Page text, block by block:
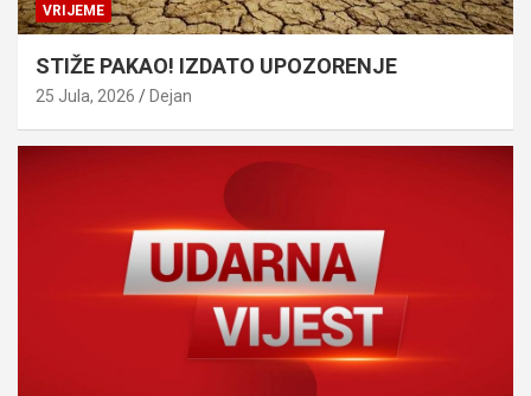
VRIJEME
STIŽE PAKAO! IZDATO UPOZORENJE
25 Jula, 2026 Dejan